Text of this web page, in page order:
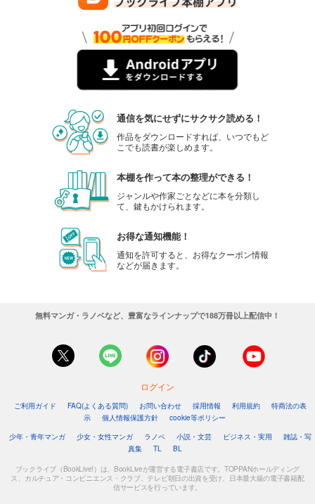
通信を気にせずにサクサク読める！
作品をダウンロードすれば、いつでもど
こでも読書が楽しめます。
本棚を作って本の整理ができる！
ジャンルや作家ごとなどに本を分類し
て、鍵もかけられます。
お得な通知機能！
通知を許可すると、お得なクーポン情報
などが届きます。
無料マンガ・ラノベなど、豊富なラインナップで188万冊以上配信中！
ログイン
ご利用ガイド FAQ(よくある質問) お問い合わせ 採用情報 利用規約
特商法の表
示
個人情報保護方針
cookie等ポリシー
少年・青年マンガ
少女・女性マンガ ラノベ 小説・文芸 ビジネス・実用
雑誌・写
真集
TL BL
ブックライブ（BookLive!）は、BookLiveが運営する電子書店です。TOPPANホールディング
ス、カルチュア・コンビニエンス・クラブ、テレビ朝日の出資を受け、日本最大級の電子書籍配
信サービスを行っています。